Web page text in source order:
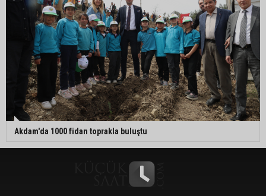
Akdam'da 1000 fidan toprakla buluştu